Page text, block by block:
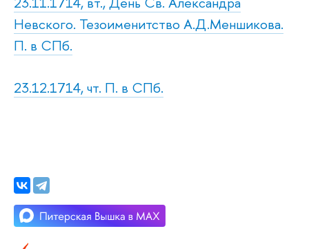
Невского. Тезоименитство А.Д.Меншикова.
П. в СПб.
23.12.1714, чт. П. в СПб.